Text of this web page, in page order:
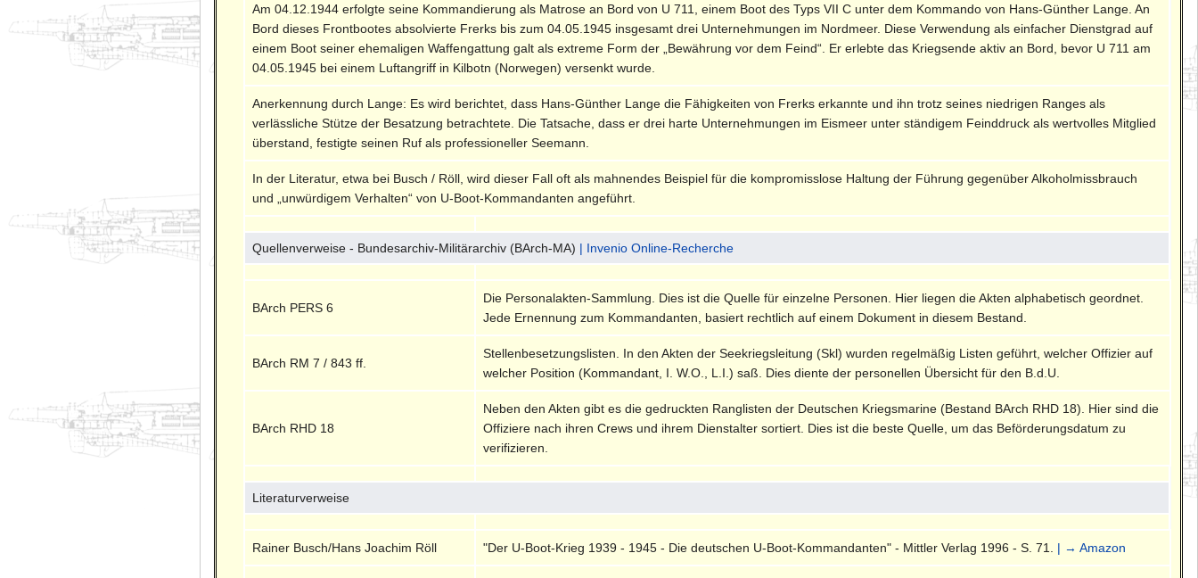
Am 04.12.1944 erfolgte seine Kommandierung als Matrose an Bord von U 711, einem Boot des Typs VII C unter dem Kommando von Hans-Günther Lange. An
Bord dieses Frontbootes absolvierte Frerks bis zum 04.05.1945 insgesamt drei Unternehmungen im Nordmeer. Diese Verwendung als einfacher Dienstgrad auf
einem Boot seiner ehemaligen Waffengattung galt als extreme Form der „Bewährung vor dem Feind“. Er erlebte das Kriegsende aktiv an Bord, bevor U 711 am
04.05.1945 bei einem Luftangriff in Kilbotn (Norwegen) versenkt wurde.
Anerkennung durch Lange: Es wird berichtet, dass Hans-Günther Lange die Fähigkeiten von Frerks erkannte und ihn trotz seines niedrigen Ranges als
verlässliche Stütze der Besatzung betrachtete. Die Tatsache, dass er drei harte Unternehmungen im Eismeer unter ständigem Feinddruck als wertvolles Mitglied
überstand, festigte seinen Ruf als professioneller Seemann.
In der Literatur, etwa bei Busch / Röll, wird dieser Fall oft als mahnendes Beispiel für die kompromisslose Haltung der Führung gegenüber Alkoholmissbrauch
und „unwürdigem Verhalten“ von U-Boot-Kommandanten angeführt.
Quellenverweise - Bundesarchiv-Militärarchiv (BArch-MA) | Invenio Online-Recherche
BArch PERS 6
Die Personalakten-Sammlung. Dies ist die Quelle für einzelne Personen. Hier liegen die Akten alphabetisch geordnet.
Jede Ernennung zum Kommandanten, basiert rechtlich auf einem Dokument in diesem Bestand.
BArch RM 7 / 843 ff.
Stellenbesetzungslisten. In den Akten der Seekriegsleitung (Skl) wurden regelmäßig Listen geführt, welcher Offizier auf
welcher Position (Kommandant, I. W.O., L.I.) saß. Dies diente der personellen Übersicht für den B.d.U.
BArch RHD 18
Neben den Akten gibt es die gedruckten Ranglisten der Deutschen Kriegsmarine (Bestand BArch RHD 18). Hier sind die
Offiziere nach ihren Crews und ihrem Dienstalter sortiert. Dies ist die beste Quelle, um das Beförderungsdatum zu
verifizieren.
Literaturverweise
Rainer Busch/Hans Joachim Röll "Der U-Boot-Krieg 1939 - 1945 - Die deutschen U-Boot-Kommandanten" - Mittler Verlag 1996 - S. 71. | → Amazon